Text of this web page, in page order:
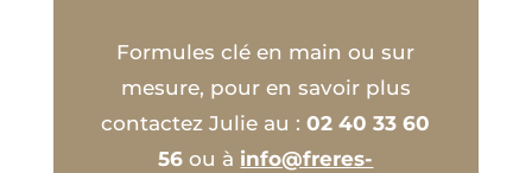
Formules clé en main ou sur
mesure, pour en savoir plus
contactez Julie au :02 40 33 60
56ou à info@freres-